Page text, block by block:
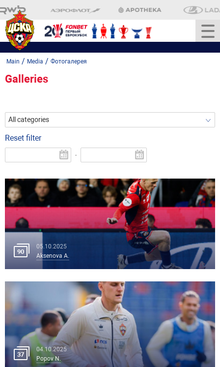
Main / Media / Фотогалерея
Galleries
All categories
Reset filter
-
90
05.10.2025
Aksenova A.
37
04.10.2025
Popov N.